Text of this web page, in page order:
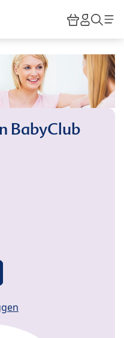
HiPP
BabyClub